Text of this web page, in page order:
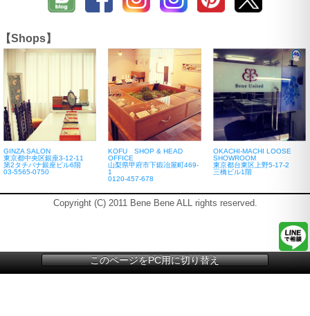
【Shops】
GINZA SALON
東京都中央区銀座3-12-11
第2タチバナ銀座ビル6階
03-5565-0750
KOFU SHOP & HEAD
OFFICE
山梨県甲府市下鍛冶屋町469-
1
0120-457-678
OKACHI-MACHI LOOSE
SHOWROOM
東京都台東区上野5-17-2
三橋ビル1階
Copyright (C) 2011 Bene Bene ALL rights reserved.
このページをPC用に切り替え